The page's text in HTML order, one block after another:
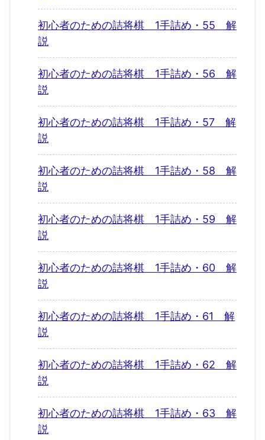
初心者のための詰将棋 1手詰め・55 解
説
初心者のための詰将棋 1手詰め・56 解
説
初心者のための詰将棋 1手詰め・57 解
説
初心者のための詰将棋 1手詰め・58 解
説
初心者のための詰将棋 1手詰め・59 解
説
初心者のための詰将棋 1手詰め・60 解
説
初心者のための詰将棋 1手詰め・61 解
説
初心者のための詰将棋 1手詰め・62 解
説
初心者のための詰将棋 1手詰め・63 解
説